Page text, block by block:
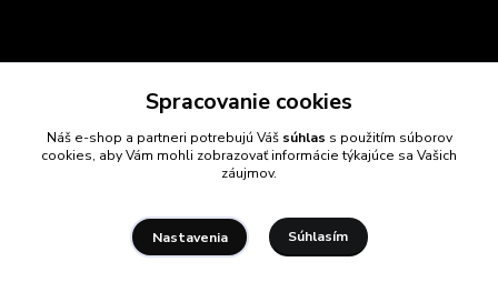
Spracovanie cookies
Náš e-shop a partneri potrebujú Váš súhlas s použitím súborov
cookies, aby Vám mohli zobrazovať informácie týkajúce sa Vašich
záujmov.
Nastavenia Súhlasím